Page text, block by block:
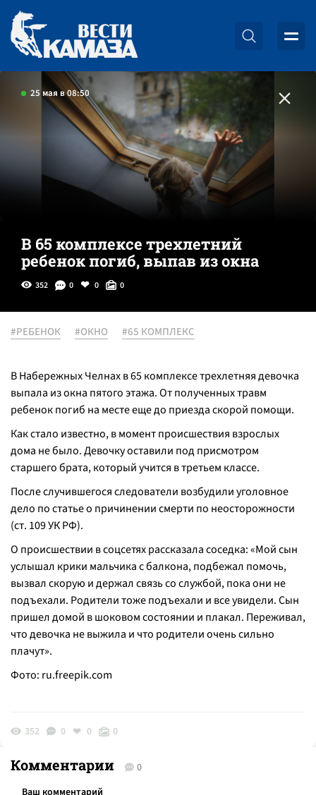
25 мая в 08:50
В 65 комплексе трехлетний
ребенок погиб, выпав из окна
352 0 0 0
#РЕБЕНОК #ОКНО #65 КОМПЛЕКС
В Набережных Челнах в 65 комплексе трехлетняя девочка
выпала из окна пятого этажа. От полученных травм
ребенок погиб на месте еще до приезда скорой помощи.
Как стало известно, в момент происшествия взрослых
дома не было. Девочку оставили под присмотром
старшего брата, который учится в третьем классе.
После случившегося следователи возбудили уголовное
дело по статье о причинении смерти по неосторожности
(ст. 109 УК РФ).
О происшествии в соцсетях рассказала соседка: «Мой сын
услышал крики мальчика с балкона, подбежал помочь,
вызвал скорую и держал связь со службой, пока они не
подъехали. Родители тоже подъехали и все увидели. Сын
пришел домой в шоковом состоянии и плакал. Переживал,
что девочка не выжила и что родители очень сильно
плачут».
Фото: ru.freepik.com
352 0 0 0
Комментарии 0